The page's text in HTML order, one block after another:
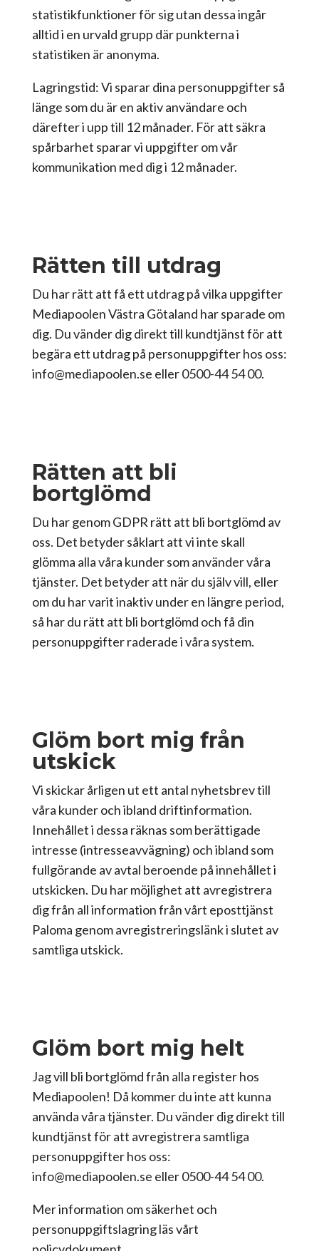
statistikfunktioner för sig utan dessa ingår
alltid i en urvald grupp där punkterna i
statistiken är anonyma.
Lagringstid: Vi sparar dina personuppgifter så
länge som du är en aktiv användare och
därefter i upp till 12 månader. För att säkra
spårbarhet sparar vi uppgifter om vår
kommunikation med dig i 12 månader.
Rätten till utdrag
Du har rätt att få ett utdrag på vilka uppgifter
Mediapoolen Västra Götaland har sparade om
dig. Du vänder dig direkt till kundtjänst för att
begära ett utdrag på personuppgifter hos oss:
info@mediapoolen.se eller 0500-44 54 00.
Rätten att bli
bortglömd
Du har genom GDPR rätt att bli bortglömd av
oss. Det betyder såklart att vi inte skall
glömma alla våra kunder som använder våra
tjänster. Det betyder att när du själv vill, eller
om du har varit inaktiv under en längre period,
så har du rätt att bli bortglömd och få din
personuppgifter raderade i våra system.
Glöm bort mig från
utskick
Vi skickar årligen ut ett antal nyhetsbrev till
våra kunder och ibland driftinformation.
Innehållet i dessa räknas som berättigade
intresse (intresseavvägning) och ibland som
fullgörande av avtal beroende på innehållet i
utskicken. Du har möjlighet att avregistrera
dig från all information från vårt eposttjänst
Paloma genom avregistreringslänk i slutet av
samtliga utskick.
Glöm bort mig helt
Jag vill bli bortglömd från alla register hos
Mediapoolen! Då kommer du inte att kunna
använda våra tjänster. Du vänder dig direkt till
kundtjänst för att avregistrera samtliga
personuppgifter hos oss:
info@mediapoolen.se eller 0500-44 54 00.
Mer information om säkerhet och
personuppgiftslagring läs vårt